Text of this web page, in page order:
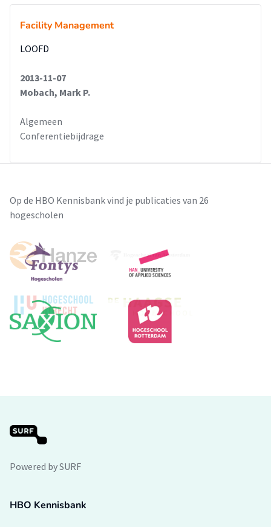
Facility Management
LOOFD
2013-11-07
Mobach, Mark P.
Algemeen
Conferentiebijdrage
Op de HBO Kennisbank vind je publicaties van 26
hogescholen
Powered by SURF
HBO Kennisbank